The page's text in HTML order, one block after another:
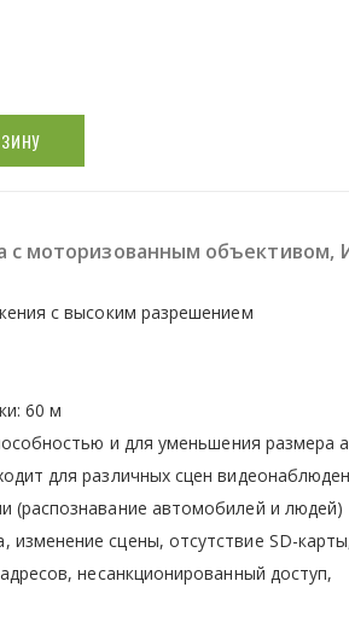
с моторизованным объективом,
с высоким разрешением
60 м
и для уменьшения размера
для различных сцен
(распознавание автомобилей и людей)
сцены, отсутствие SD-
несанкционированный доступ,